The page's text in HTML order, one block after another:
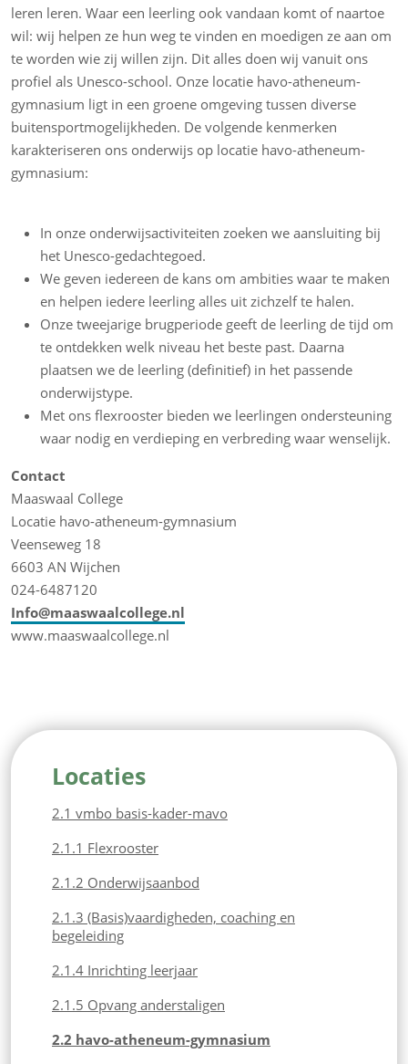
leren leren. Waar een leerling ook vandaan komt of naartoe
wil: wij helpen ze hun weg te vinden en moedigen ze aan om
te worden wie zij willen zijn. Dit alles doen wij vanuit ons
profiel als Unesco-school. Onze locatie havo-atheneum-
gymnasium ligt in een groene omgeving tussen diverse
buitensportmogelijkheden. De volgende kenmerken
karakteriseren ons onderwijs op locatie havo-atheneum-
gymnasium:
In onze onderwijsactiviteiten zoeken we aansluiting bij
het Unesco-gedachtegoed.
We geven iedereen de kans om ambities waar te maken
en helpen iedere leerling alles uit zichzelf te halen.
Onze tweejarige brugperiode geeft de leerling de tijd om
te ontdekken welk niveau het beste past. Daarna
plaatsen we de leerling (definitief) in het passende
onderwijstype.
Met ons flexrooster bieden we leerlingen ondersteuning
waar nodig en verdieping en verbreding waar wenselijk.
Contact
Maaswaal College
Locatie havo-atheneum-gymnasium
Veenseweg 18
6603 AN Wijchen
024-6487120
Info@maaswaalcollege.nl
www.maaswaalcollege.nl
Locaties
2.1 vmbo basis-kader-mavo
2.1.1 Flexrooster
2.1.2 Onderwijsaanbod
2.1.3 (Basis)vaardigheden, coaching en
begeleiding
2.1.4 Inrichting leerjaar
2.1.5 Opvang anderstaligen
2.2 havo-atheneum-gymnasium